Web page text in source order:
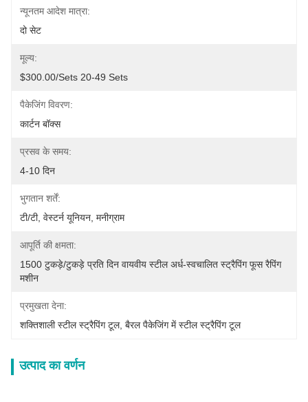
न्यूनतम आदेश मात्रा:
दो सेट
मूल्य:
$300.00/sets 20-49 Sets
पैकेजिंग विवरण:
कार्टन बॉक्स
प्रसव के समय:
4-10 दिन
भुगतान शर्तें:
टी/टी, वेस्टर्न यूनियन, मनीग्राम
आपूर्ति की क्षमता:
1500 टुकड़े/टुकड़े प्रति दिन वायवीय स्टील अर्ध-स्वचालित स्ट्रैपिंग फूस रैपिंग
मशीन
प्रमुखता देना:
शक्तिशाली स्टील स्ट्रैपिंग टूल, बैरल पैकेजिंग में स्टील स्ट्रैपिंग टूल
उत्पाद का वर्णन